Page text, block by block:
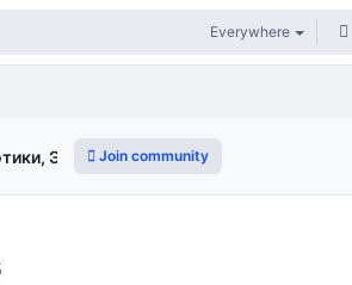
ЭкстазиJoin community